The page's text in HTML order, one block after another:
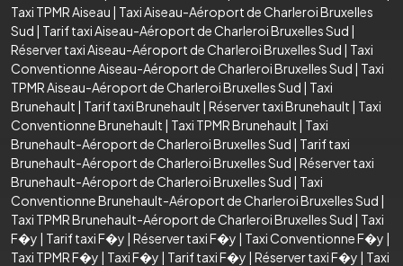
Taxi TPMR Aiseau | Taxi Aiseau-Aéroport de Charleroi Bruxelles
Sud | Tarif taxi Aiseau-Aéroport de Charleroi Bruxelles Sud |
Réserver taxi Aiseau-Aéroport de Charleroi Bruxelles Sud | Taxi
Conventionne Aiseau-Aéroport de Charleroi Bruxelles Sud | Taxi
TPMR Aiseau-Aéroport de Charleroi Bruxelles Sud | Taxi
Brunehault | Tarif taxi Brunehault | Réserver taxi Brunehault | Taxi
Conventionne Brunehault | Taxi TPMR Brunehault | Taxi
Brunehault-Aéroport de Charleroi Bruxelles Sud | Tarif taxi
Brunehault-Aéroport de Charleroi Bruxelles Sud | Réserver taxi
Brunehault-Aéroport de Charleroi Bruxelles Sud | Taxi
Conventionne Brunehault-Aéroport de Charleroi Bruxelles Sud |
Taxi TPMR Brunehault-Aéroport de Charleroi Bruxelles Sud | Taxi
F�y | Tarif taxi F�y | Réserver taxi F�y | Taxi Conventionne F�y |
Taxi TPMR F�y | Taxi F�y | Tarif taxi F�y | Réserver taxi F�y | Taxi